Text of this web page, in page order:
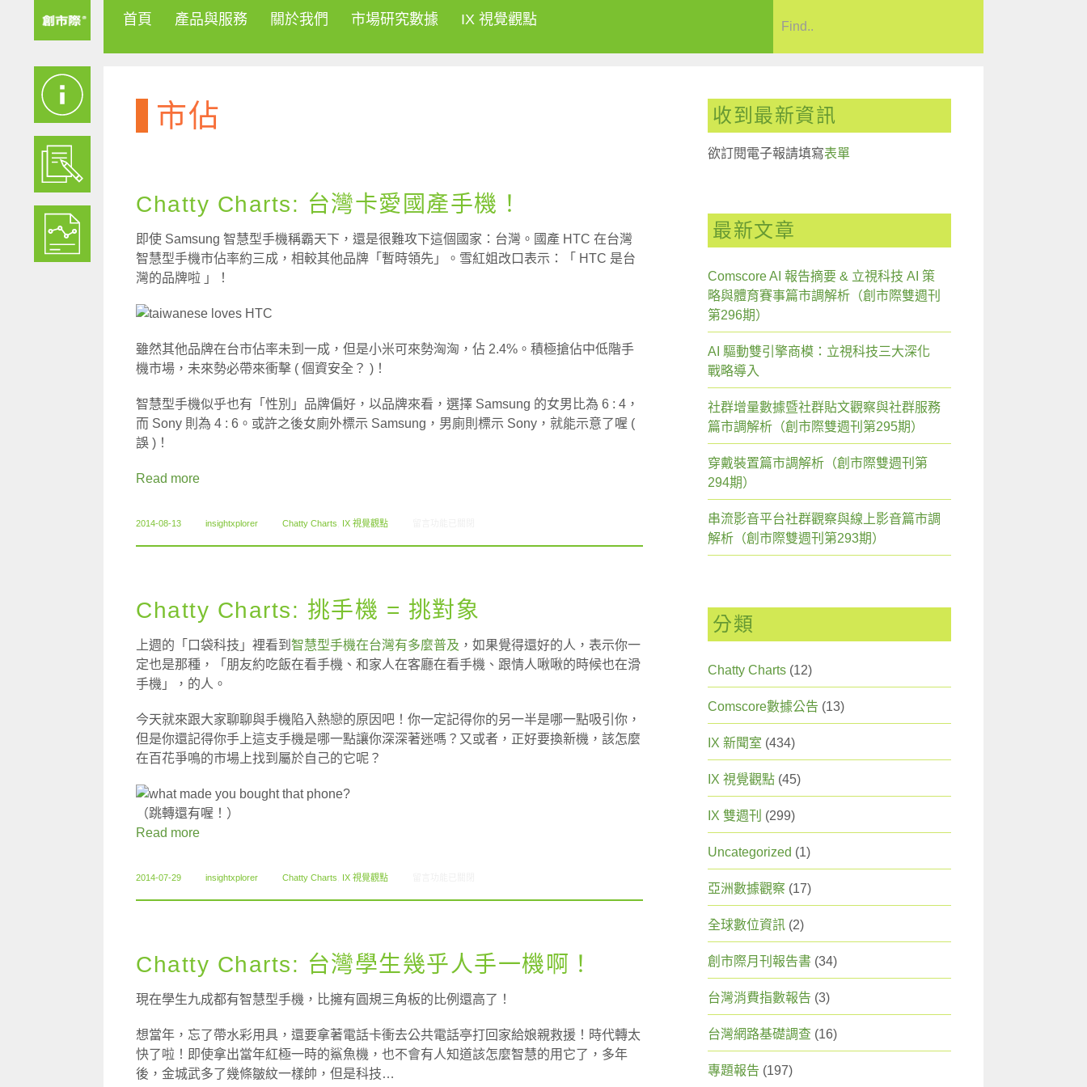
首頁 產品與服務 關於我們 市場研究數據 IX 視覺觀點
市佔
Chatty Charts: 台灣卡愛國產手機！
即使 Samsung 智慧型手機稱霸天下，還是很難攻下這個國家：台灣。國產 HTC 在台灣
智慧型手機市佔率約三成，相較其他品牌「暫時領先」。雪紅姐改口表示：「 HTC 是台
灣的品牌啦 」！
雖然其他品牌在台市佔率未到一成，但是小米可來勢洶洶，佔 2.4%。積極搶佔中低階手
機市場，未來勢必帶來衝擊 ( 個資安全？ )！
智慧型手機似乎也有「性別」品牌偏好，以品牌來看，選擇 Samsung 的女男比為 6 : 4，
而 Sony 則為 4 : 6。或許之後女廁外標示 Samsung，男廁則標示 Sony，就能示意了喔 (
誤 )！
Read more
2014-08-13 insightxplorer Chatty Charts IX 視覺觀點
Chatty Charts: 挑手機 = 挑對象
上週的「口袋科技」裡看到 智慧型手機在台灣有多麼普及 ，如果覺得還好的人，表示你一
定也是那種，「朋友約吃飯在看手機、和家人在客廳在看手機、跟情人啾啾的時候也在滑
手機」，的人。
今天就來跟大家聊聊與手機陷入熱戀的原因吧！你一定記得你的另一半是哪一點吸引你，
但是你還記得你手上這支手機是哪一點讓你深深著迷嗎？又或者，正好要換新機，該怎麼
在百花爭鳴的市場上找到屬於自己的它呢？
（跳轉還有喔！）
Read more
2014-07-29 insightxplorer Chatty Charts IX 視覺觀點
Chatty Charts: 台灣學生幾乎人手一機啊！
現在學生九成都有智慧型手機，比擁有圓規三角板的比例還高了！
想當年，忘了帶水彩用具，還要拿著電話卡衝去公共電話亭打回家給娘親救援！時代轉太
快了啦！即使拿出當年紅極一時的鯊魚機，也不會有人知道該怎麼智慧的用它了，多年
後，金城武多了幾條皺紋一樣帥，但是科技…
收到最新資訊
欲訂閱電子報請填寫表單
最新文章
Comscore AI 報告摘要 & 立視科技 AI 策
略與體育賽事篇市調解析（創市際雙週刊
第296期）
AI 驅動雙引擎商模：立視科技三大深化
戰略導入
社群增量數據暨社群貼文觀察與社群服務
篇市調解析（創市際雙週刊第295期）
穿戴裝置篇市調解析（創市際雙週刊第
294期）
串流影音平台社群觀察與線上影音篇市調
解析（創市際雙週刊第293期）
分類
Chatty Charts (12)
Comscore數據公告 (13)
IX 新聞室 (434)
IX 視覺觀點 (45)
IX 雙週刊 (299)
Uncategorized (1)
亞洲數據觀察 (17)
全球數位資訊 (2)
創市際月刊報告書 (34)
台灣消費指數報告 (3)
台灣網路基礎調查 (16)
專題報告 (197)